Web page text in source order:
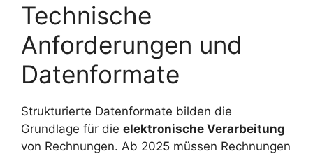
Technische
Anforderungen und
Datenformate
Strukturierte Datenformate bilden die
Grundlage für die elektronische Verarbeitung
von Rechnungen. Ab 2025 müssen Rechnungen